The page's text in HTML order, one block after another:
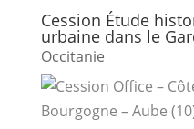
Cession Étude
urbaine dans le
Occitanie